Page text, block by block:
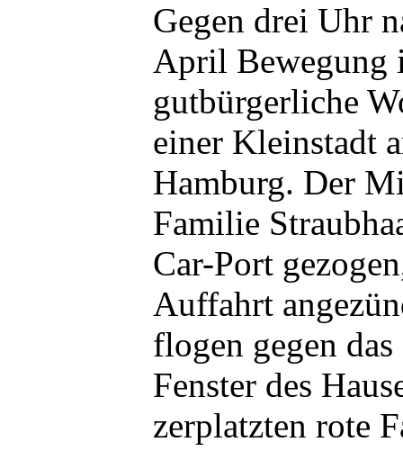
Gegen drei Uhr
April Bewegung
gutbürgerliche
einer Kleinstadt
Hamburg. Der
Familie
Car-Port
Auffahrt
flogen gegen
Fenster des
zerplatzten rote